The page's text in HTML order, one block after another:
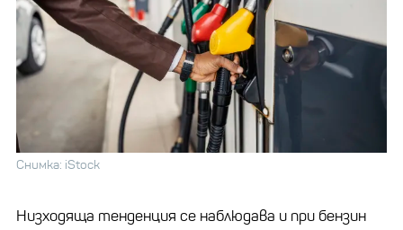
Снимка: iStock
Низходяща тенденция се наблюдава и при бензин